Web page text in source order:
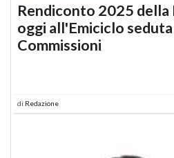
Rendiconto 2025 della
oggi all'Emiciclo
Commissioni
di Redazione